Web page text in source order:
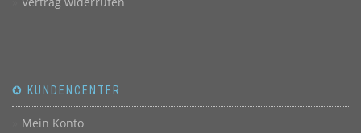
✪ KUNDENCENTER
Mein Konto